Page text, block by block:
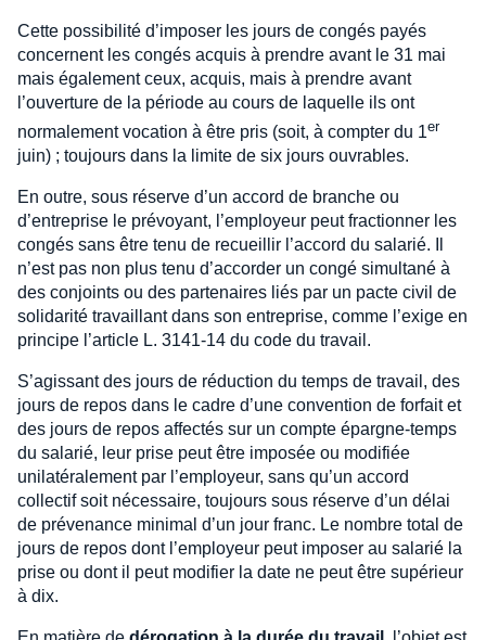
Cette possibilité d’imposer les jours de congés payés
concernent les congés acquis à prendre avant le 31 mai
mais également ceux, acquis, mais à prendre avant
l’ouverture de la période au cours de laquelle ils ont
normalement vocation à être pris (soit, à compter du 1er
juin) ; toujours dans la limite de six jours ouvrables.
En outre, sous réserve d’un accord de branche ou
d’entreprise le prévoyant, l’employeur peut fractionner les
congés sans être tenu de recueillir l’accord du salarié. Il
n’est pas non plus tenu d’accorder un congé simultané à
des conjoints ou des partenaires liés par un pacte civil de
solidarité travaillant dans son entreprise, comme l’exige en
principe l’article L. 3141-14 du code du travail.
S’agissant des jours de réduction du temps de travail, des
jours de repos dans le cadre d’une convention de forfait et
des jours de repos affectés sur un compte épargne-temps
du salarié, leur prise peut être imposée ou modifiée
unilatéralement par l’employeur, sans qu’un accord
collectif soit nécessaire, toujours sous réserve d’un délai
de prévenance minimal d’un jour franc. Le nombre total de
jours de repos dont l’employeur peut imposer au salarié la
prise ou dont il peut modifier la date ne peut être supérieur
à dix.